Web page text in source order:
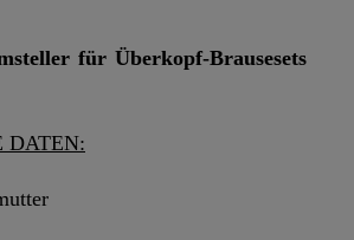
für Überkopf-Brausesets
DATEN: